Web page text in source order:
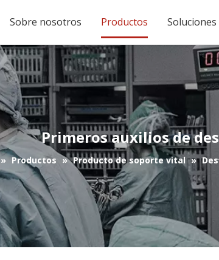
Sobre nosotros Productos Soluciones
Primeros auxilios de
» Productos » Producto de soporte vital »